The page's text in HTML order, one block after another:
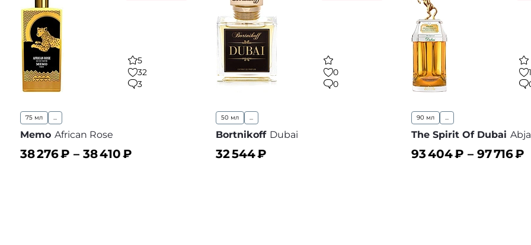
5
32
3
75 мл ...
Memo African Rose
38 276₽ – 38 410₽
0
0
50 мл ...
Bortnikoff Dubai
32 544₽
90 мл ...
The Spirit Of Dubai
93 404₽ – 97 716₽